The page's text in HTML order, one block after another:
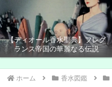
【ディオール香水聖典】フレグ
ランス帝国の華麗なる伝説
ホーム 香水図鑑